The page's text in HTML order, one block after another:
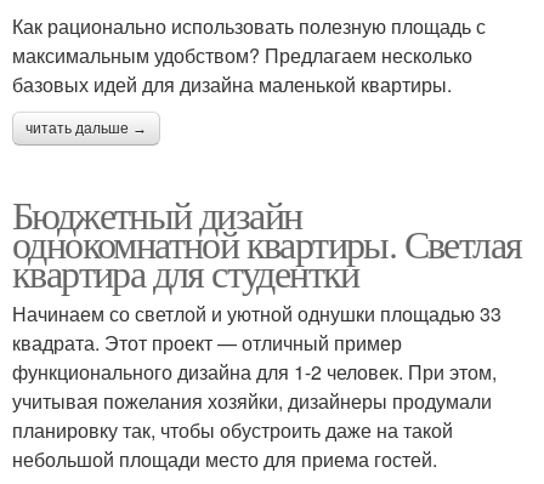
Как рационально использовать полезную площадь с
максимальным удобством? Предлагаем несколько
базовых идей для дизайна маленькой квартиры.
читать дальше →
Бюджетный дизайн
однокомнатной квартиры. Светлая
квартира для студентки
Начинаем со светлой и уютной однушки площадью 33
квадрата. Этот проект — отличный пример
функционального дизайна для 1-2 человек. При этом,
учитывая пожелания хозяйки, дизайнеры продумали
планировку так, чтобы обустроить даже на такой
небольшой площади место для приема гостей.